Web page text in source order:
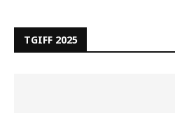
TGIFF 2025